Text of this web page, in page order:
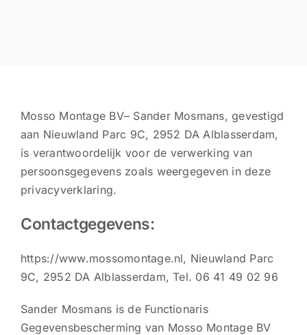
CONTACt
Mosso Montage BV– Sander Mosmans, gevestigd
aan Nieuwland Parc 9C, 2952 DA Alblasserdam,
is verantwoordelijk voor de verwerking van
persoonsgegevens zoals weergegeven in deze
privacyverklaring.
Contactgegevens:
https://www.mossomontage.nl, Nieuwland Parc
9C, 2952 DA Alblasserdam, Tel. 06 41 49 02 96
Sander Mosmans is de Functionaris
Gegevensbescherming van Mosso Montage BV